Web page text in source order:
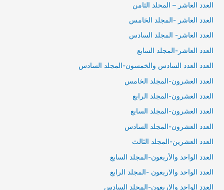
العدد العاشر – المحلد الثامن
العدد العاشر -المجلد الخامس
العدد العاشر- المجلد السادس
العدد العاشر-المجلد السابع
العدد العدد السادس والخمسون-المجلد السادس
العدد العشرون-المجلد الخامس
العدد العشرون-المجلد الرابع
العدد العشرون-المجلد السابع
العدد العشرون-المجلد السادس
العدد العشرين-المجلد الثالث
العدد الواحد والأربعون-المجلد السابع
العدد الواحد والاربعون -المجلد الرابع
العدد الواحد والاربعون-المجلد السادس